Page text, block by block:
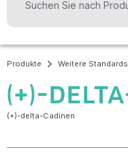
Produkte Weitere Standards
(+)-
(+)-delta-Cadinen